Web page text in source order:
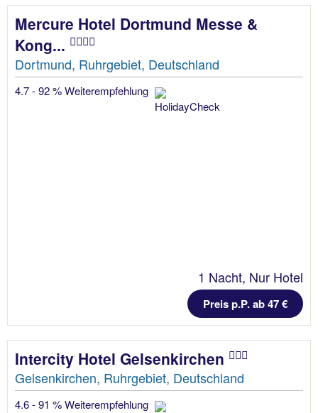
Mercure Hotel Dortmund Messe &
Kong...
Dortmund, Ruhrgebiet, Deutschland
4.7 - 92 % Weiterempfehlung
1 Nacht, Nur Hotel
Preis p.P. ab 47 €
Intercity Hotel Gelsenkirchen
Gelsenkirchen, Ruhrgebiet, Deutschland
4.6 - 91 % Weiterempfehlung